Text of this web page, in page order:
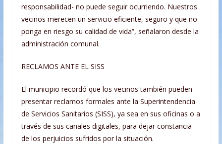
responsabilidad- no puede seguir ocurriendo. Nuestros
vecinos merecen un servicio eficiente, seguro y que no
ponga en riesgo su calidad de vida”, señalaron desde la
administración comunal.
RECLAMOS ANTE EL SISS
El municipio recordó que los vecinos también pueden
presentar reclamos formales ante la Superintendencia
de Servicios Sanitarios (SISS), ya sea en sus oficinas o a
través de sus canales digitales, para dejar constancia
de los perjuicios sufridos por la situación.